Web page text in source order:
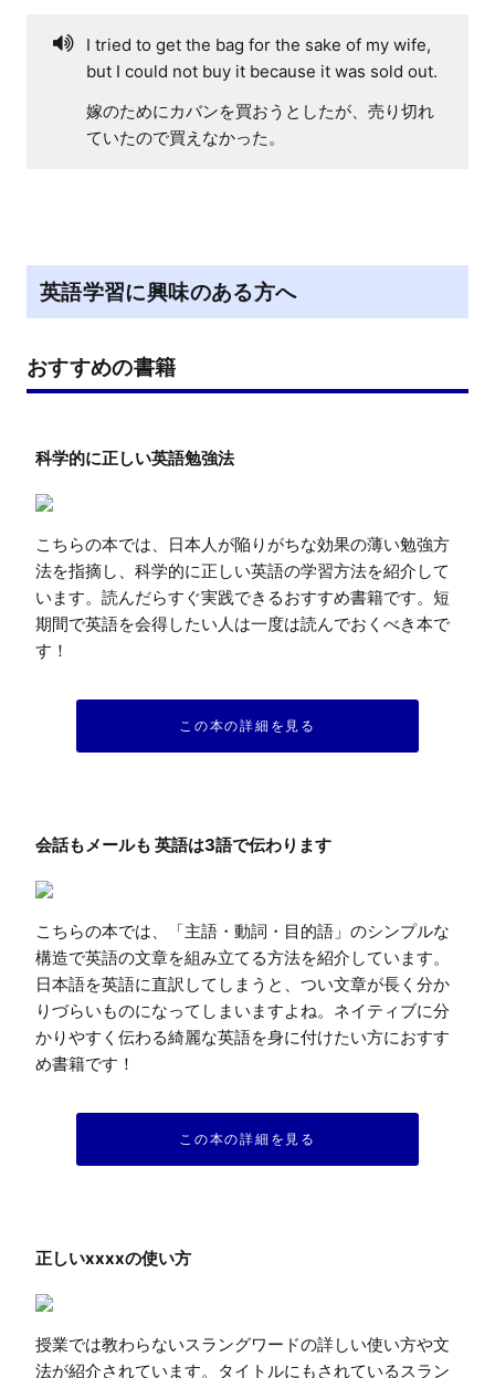
I tried to get the bag for the sake of my wife,
but I could not buy it because it was sold out.
嫁のためにカバンを買おうとしたが、売り切れ
ていたので買えなかった。
英語学習に興味のある方へ
おすすめの書籍
こちらの本では、日本人が陥りがちな効果の薄い勉強方
法を指摘し、科学的に正しい英語の学習方法を紹介して
います。読んだらすぐ実践できるおすすめ書籍です。短
期間で英語を会得したい人は一度は読んでおくべき本で
す！
この本の詳細を見る
こちらの本では、「主語・動詞・目的語」のシンプルな
構造で英語の文章を組み立てる方法を紹介しています。
日本語を英語に直訳してしまうと、つい文章が長く分か
りづらいものになってしまいますよね。ネイティブに分
かりやすく伝わる綺麗な英語を身に付けたい方におすす
め書籍です！
この本の詳細を見る
授業では教わらないスラングワードの詳しい使い方や文
法が紹介されています。タイトルにもされているスラン